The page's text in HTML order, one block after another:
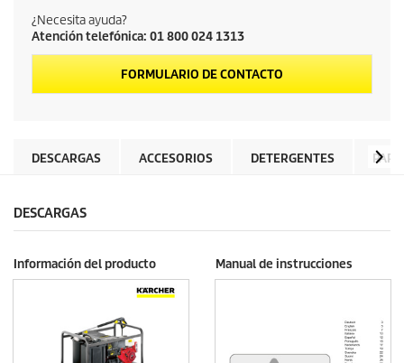
¿Necesita ayuda?
Atención telefónica: 01 800 024 1313
FORMULARIO DE CONTACTO
DESCARGAS ACCESORIOS DETERGENTES
DESCARGAS
Información del producto Manual de instrucciones